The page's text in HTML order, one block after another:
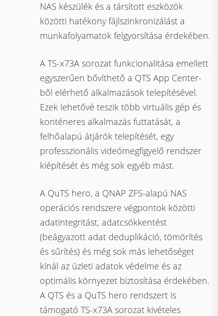
NAS készülék és a társított eszközök
közötti hatékony fájlszinkronizálást a
munkafolyamatok felgyorsítása érdekében.
A TS-x73A sorozat funkcionalitása emellett
egyszerűen bővíthető a QTS App Center-
ből elérhető alkalmazások telepítésével.
Ezek lehetővé teszik több virtuális gép és
konténeres alkalmazás futtatását, a
felhőalapú átjárók telepítését, egy
professzionális videómegfigyelő rendszer
kiépítését és még sok egyéb mást.
A QuTS hero, a QNAP ZFS-alapú NAS
operációs rendszere végpontok közötti
adatintegritást, adatcsökkentést
(beágyazott adat deduplikáció, tömörítés
és sűrítés) és még sok más lehetőséget
kínál az üzleti adatok védelme és az
optimális környezet biztosítása érdekében.
A QTS és a QuTS hero rendszert is
támogató TS-x73A sorozat kivételes